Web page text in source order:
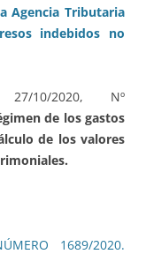
Agencia Tributaria
indebidos no
10/2020, Nº
de los gastos
de los valores
1689/2020.